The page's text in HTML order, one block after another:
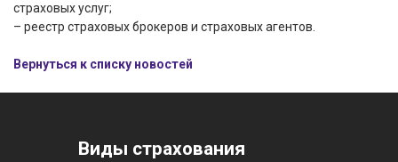
страховых услуг;
– реестр страховых брокеров и страховых агентов.
Вернуться к списку новостей
Виды страхования